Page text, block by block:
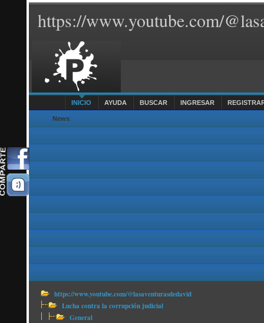
https://www.youtube.com/
INICIO AYUDA BUSCAR INGRESAR
News:
https://www.youtube.com/@lasaventurasdedavid
Lucha contra la corrupción judicial
General